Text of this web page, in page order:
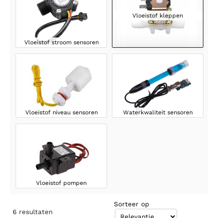
Vloeistof stroom sensoren
Vloeistof kleppen
Vloeistof niveau sensoren Waterkwaliteit sensoren
Vloeistof pompen
6 resultaten
Sorteer op